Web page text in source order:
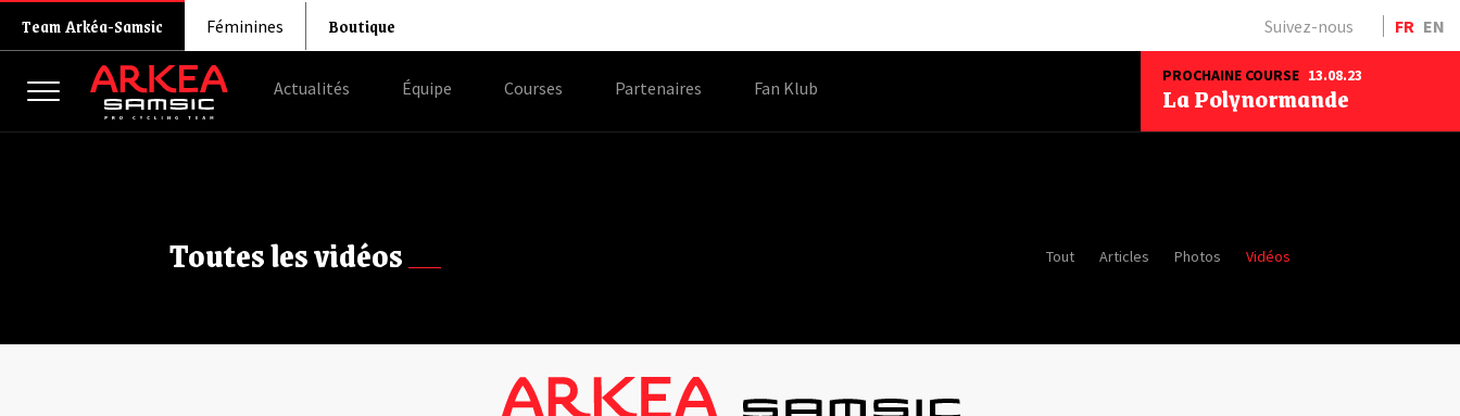
Team Arkéa-Samsic Féminines Boutique Suivez-nous FR EN
Actualités Équipe Courses Partenaires Fan Klub
PROCHAINE COURSE 13.08.23
La Polynormande
Toutes les vidéos Tout Articles Photos Vidéos